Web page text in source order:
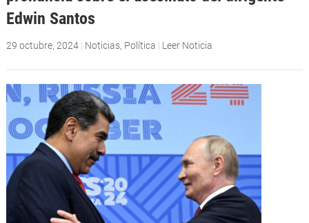
Edwin Santos
29 octubre, 2024| Noticias, Política | Leer Noticia